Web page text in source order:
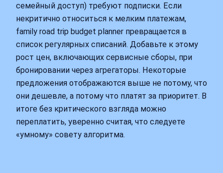
семейный доступ) требуют подписки. Если
некритично относиться к мелким платежам,
family road trip budget planner превращается в
список регулярных списаний. Добавьте к этому
рост цен, включающих сервисные сборы, при
бронировании через агрегаторы. Некоторые
предложения отображаются выше не потому, что
они дешевле, а потому что платят за приоритет. В
итоге без критического взгляда можно
переплатить, уверенно считая, что следуете
«умному» совету алгоритма.